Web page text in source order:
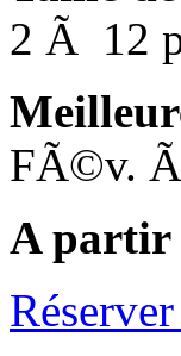
2 Ã 12
FÃ©v.
A partir